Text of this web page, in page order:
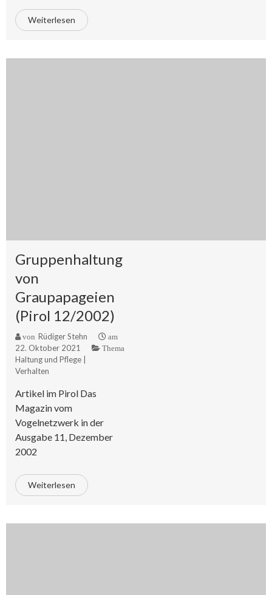
Weiterlesen
Gruppenhaltung
von
Graupapageien
(Pirol 12/2002)
von Rüdiger Stehn am
22. Oktober 2021 Thema
Haltung und Pflege
Verhalten
Artikel im Pirol Das
Magazin vom
Vogelnetzwerk in der
Ausgabe 11, Dezember
2002
Weiterlesen